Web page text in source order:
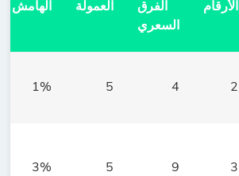
الفرق
السعري
العمولة الهامش
1%
3%